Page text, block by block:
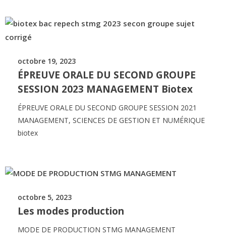
octobre 19, 2023
ÉPREUVE ORALE DU SECOND GROUPE
SESSION 2023 MANAGEMENT Biotex
ÉPREUVE ORALE DU SECOND GROUPE SESSION 2021
MANAGEMENT, SCIENCES DE GESTION ET NUMÉRIQUE
biotex
octobre 5, 2023
Les modes production
MODE DE PRODUCTION STMG MANAGEMENT